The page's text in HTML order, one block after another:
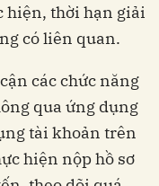
hiện, thời hạn giải
có liên quan.
các chức năng
qua ứng dụng
tài khoản trên
hiện nộp hồ sơ